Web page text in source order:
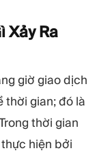
Xảy Ra
giờ giao dịch
thời gian; đó là
thời gian
hiện bởi